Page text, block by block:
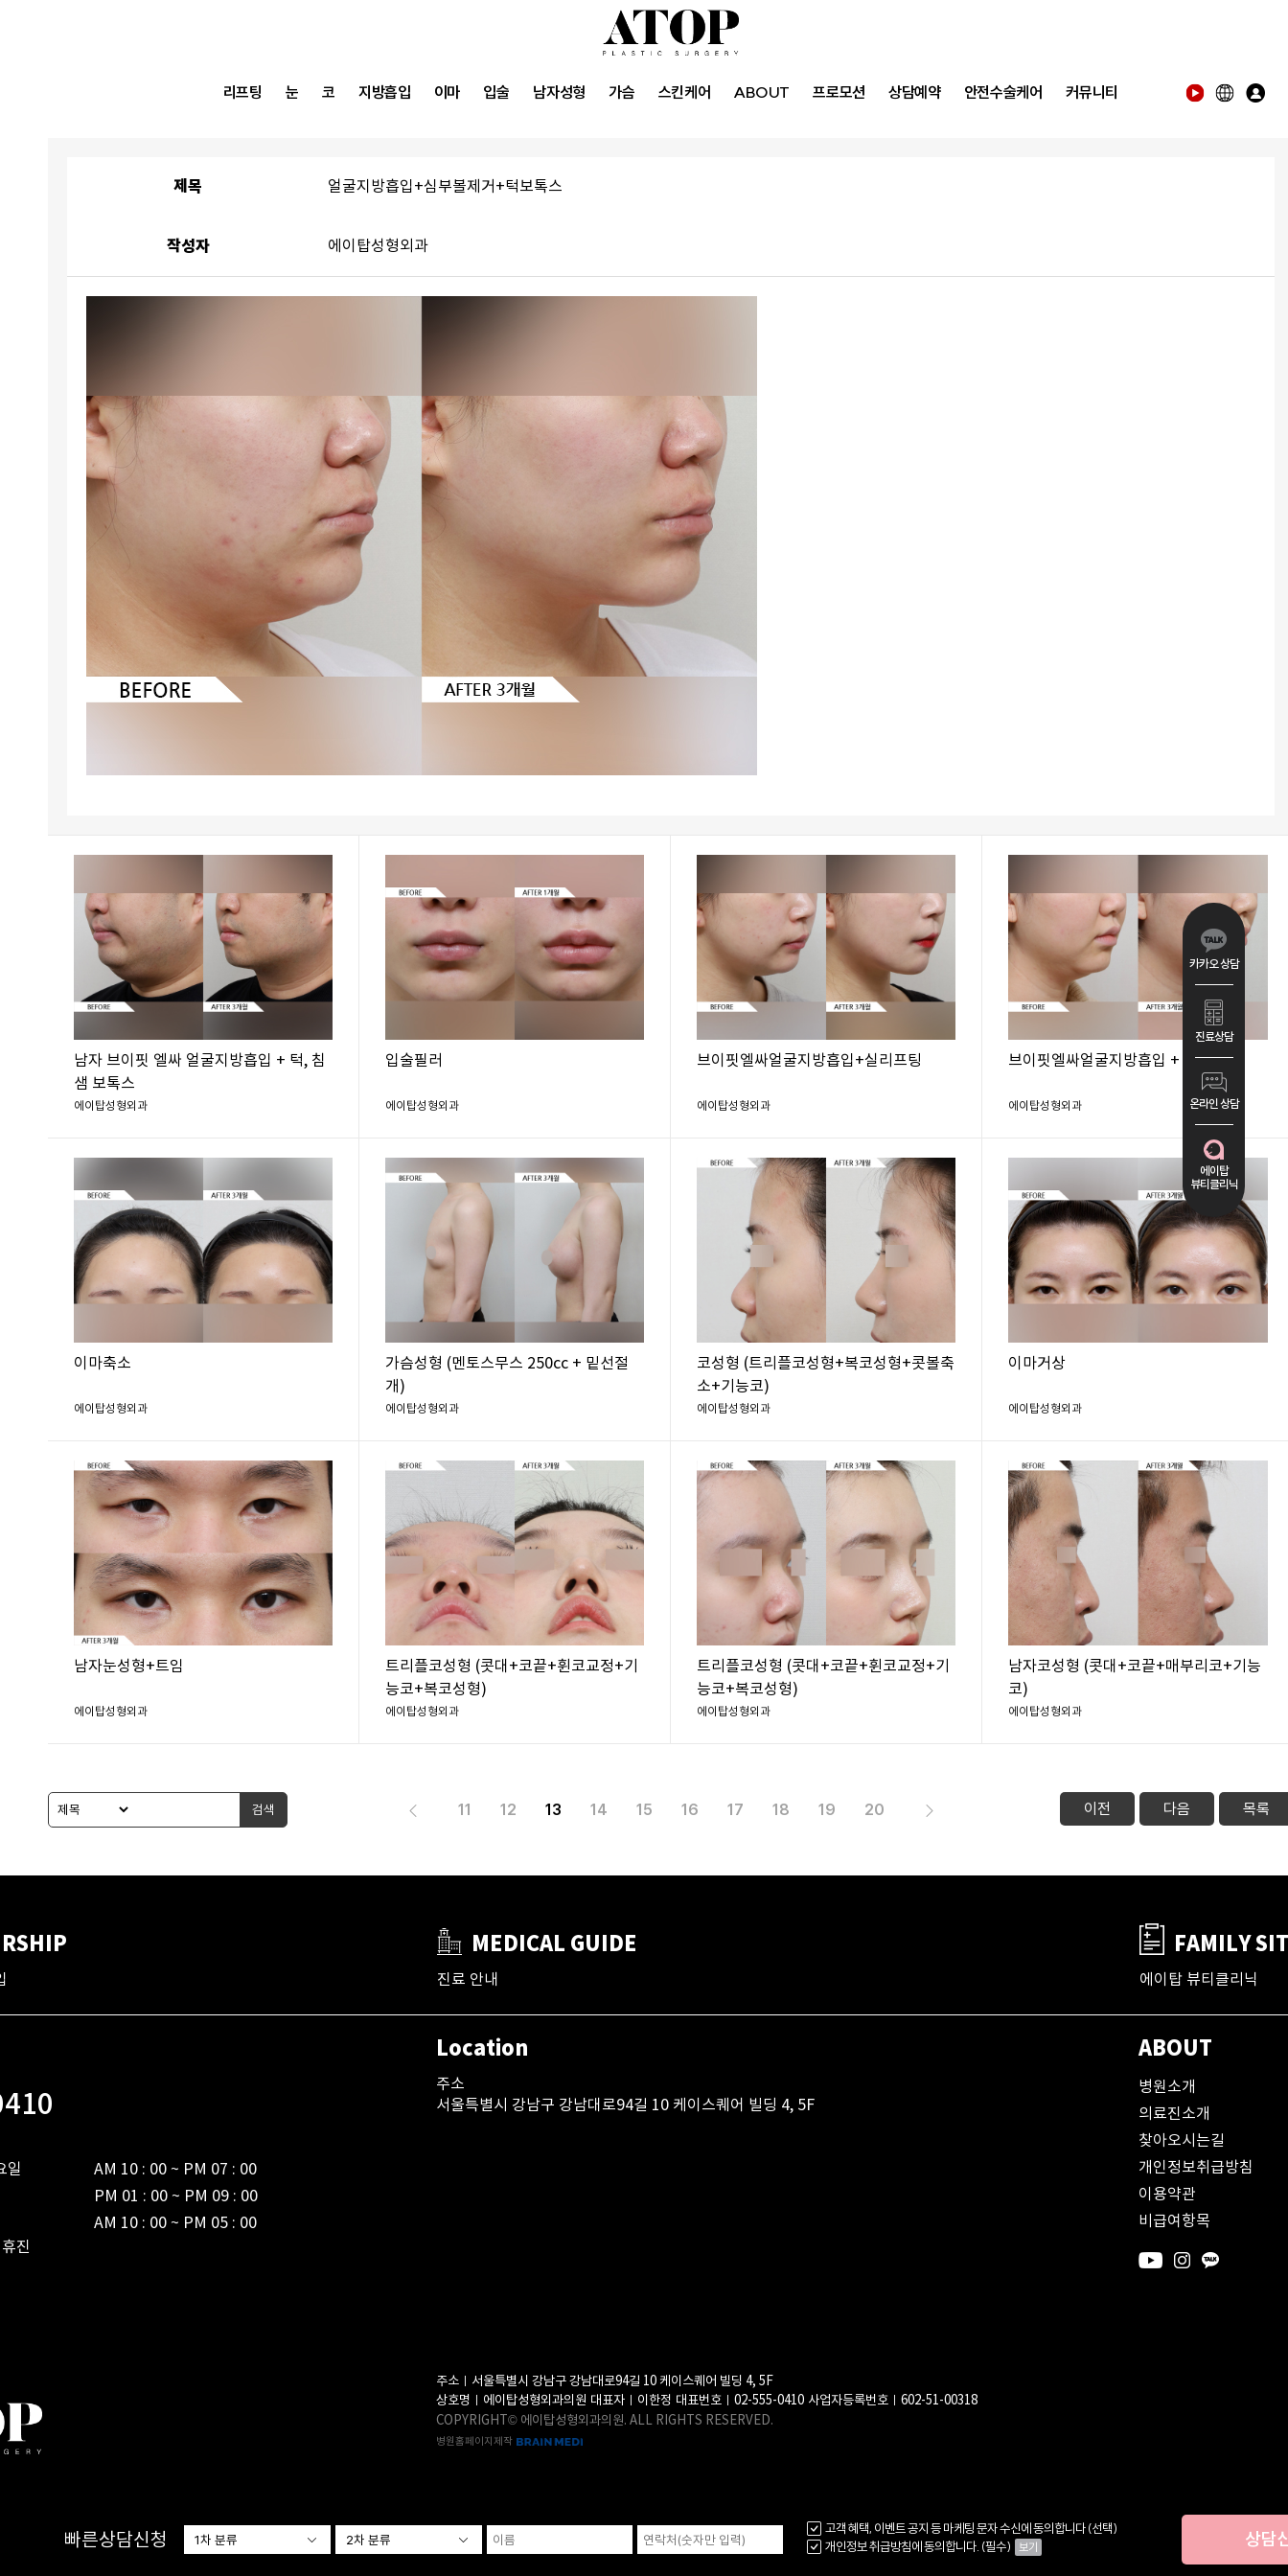
리프팅 눈 코 지방흡입 이마 입술 남자성형 가슴 스킨케어 ABOUT 프로모션 상담예약 안전수술케어 커뮤니티
제목 얼굴지방흡입+심부볼제거+턱보톡스
작성자 에이탑성형외과
남자 브이핏 엘싸 얼굴지방흡입 + 턱, 침
샘 보톡스
에이탑성형외과
입술필러
에이탑성형외과
브이핏엘싸얼굴지방흡입+실리프팅
에이탑성형외과
브이핏엘싸얼굴지방흡입 + 턱보톡스
에이탑성형외과
이마축소
에이탑성형외과
가슴성형 (멘토스무스 250cc + 밑선절
개)
에이탑성형외과
코성형 (트리플코성형+복코성형+콧볼축
소+기능코)
에이탑성형외과
이마거상
에이탑성형외과
남자눈성형+트임
에이탑성형외과
트리플코성형 (콧대+코끝+휜코교정+기
능코+복코성형)
에이탑성형외과
트리플코성형 (콧대+코끝+휜코교정+기
능코+복코성형)
에이탑성형외과
남자코성형 (콧대+코끝+매부리코+기능
코)
에이탑성형외과
검색 11 12 13 14 15 16 17 18 19 20 이전 다음 목록
빠른상담신청
고객 혜택, 이벤트 공지 등 마케팅 문자 수신에 동의합니다 (선택)
개인정보 취급방침에 동의합니다. (필수) 보기 상담
MEDICAL GUIDE
진료 안내
FAMILY
에이탑 뷰티클리닉
일
AM 10 : 00 ~ PM 07 : 00
PM 01 : 00 ~ PM 09 : 00
AM 10 : 00 ~ PM 05 : 00
진
Location
주소
서울특별시 강남구 강남대로94길 10 케이스퀘어 빌딩 4, 5F
주소ㅣ서울특별시 강남구 강남대로94길 10 케이스퀘어 빌딩 4, 5F
상호명ㅣ에이탑성형외과의원 대표자ㅣ이한정 대표번호ㅣ02-555-0410 사업자등록번호ㅣ602-51-00318
COPYRIGHT© 에이탑성형외과의원. ALL RIGHTS RESERVED.
병원홈페이지제작
ABOUT
병원소개
의료진소개
찾아오시는길
개인정보취급방침
이용약관
비급여항목
카카오 상담
진료상담
온라인 상담
에이탑
뷰티클리닉